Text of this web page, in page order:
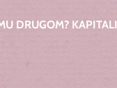
DRUGOM?